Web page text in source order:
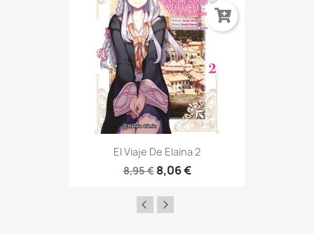
El Viaje De Elaina 2
8,95 € 8,06 €